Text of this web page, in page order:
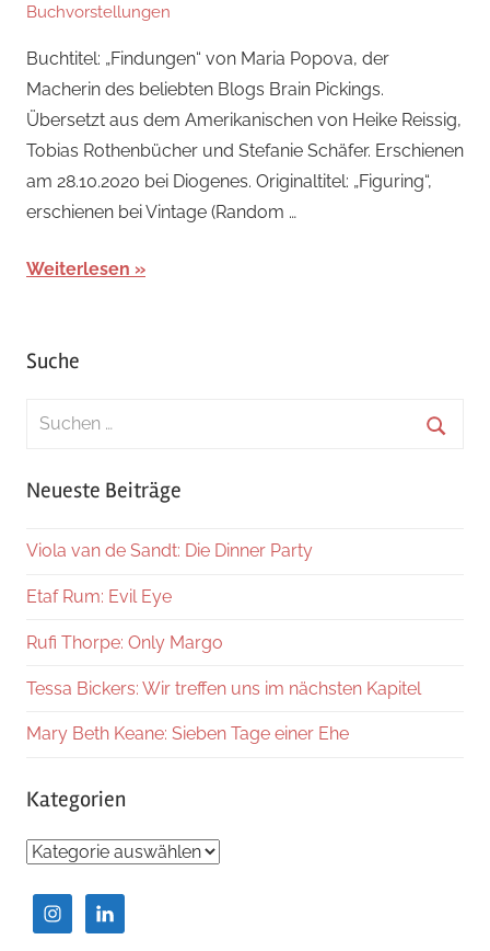
Buchvorstellungen
Buchtitel: „Findungen“ von Maria Popova, der
Macherin des beliebten Blogs Brain Pickings.
Übersetzt aus dem Amerikanischen von Heike Reissig,
Tobias Rothenbücher und Stefanie Schäfer. Erschienen
am 28.10.2020 bei Diogenes. Originaltitel: „Figuring“,
erschienen bei Vintage (Random …
Weiterlesen
Suche
Suchen
Neueste Beiträge
Viola van de Sandt: Die Dinner Party
Etaf Rum: Evil Eye
Rufi Thorpe: Only Margo
Tessa Bickers: Wir treffen uns im nächsten Kapitel
Mary Beth Keane: Sieben Tage einer Ehe
Kategorien
Kategorien